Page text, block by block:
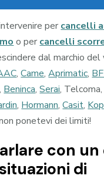
per cancelli
o per cancelli
dal marchio
,Came,Aprimatic,
, Beninca,Serai,
, Hormann,Casit,
ponetevi dei limiti!
con un
di